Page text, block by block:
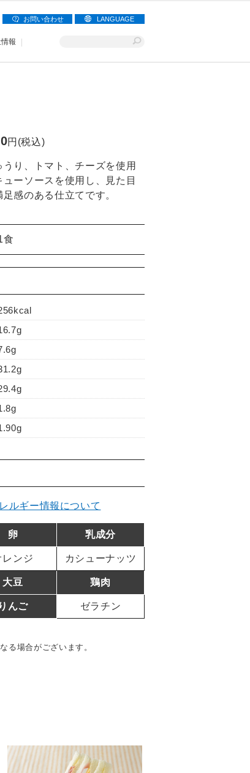
お問い合わせ LANGUAGE
報
円(税込)
り、トマト、チーズを使用
ーソースを使用し、見た目
感のある仕立てです。
食
ルギー情報について
卵 乳成分
レンジ カシューナッツ
大豆 鶏肉
りんご ゼラチン
る場合がございます。